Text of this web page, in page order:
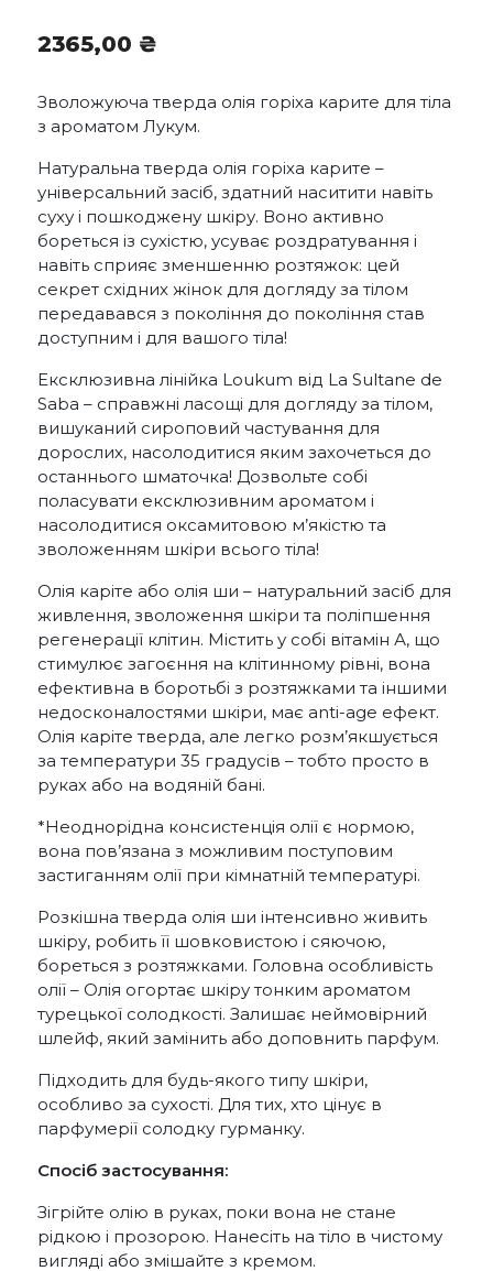
2365,00 ₴
Зволожуюча тверда олія горіха карите для тіла
з ароматом Лукум.
Натуральна тверда олія горіха карите –
універсальний засіб, здатний наситити навіть
суху і пошкоджену шкіру. Воно активно
бореться із сухістю, усуває роздратування і
навіть сприяє зменшенню розтяжок: цей
секрет східних жінок для догляду за тілом
передавався з покоління до покоління став
доступним і для вашого тіла!
Ексклюзивна лінійка Loukum від La Sultane de
Saba – справжні ласощі для догляду за тілом,
вишуканий сироповий частування для
дорослих, насолодитися яким захочеться до
останнього шматочка! Дозвольте собі
поласувати ексклюзивним ароматом і
насолодитися оксамитовою м’якістю та
зволоженням шкіри всього тіла!
Олія каріте або олія ши – натуральний засіб для
живлення, зволоження шкіри та поліпшення
регенерації клітин. Містить у собі вітамін А, що
стимулює загоєння на клітинному рівні, вона
ефективна в боротьбі з розтяжками та іншими
недосконалостями шкіри, має anti-age ефект.
Олія каріте тверда, але легко розм’якшується
за температури 35 градусів – тобто просто в
руках або на водяній бані.
*Неоднорідна консистенція олії є нормою,
вона пов’язана з можливим поступовим
застиганням олії при кімнатній температурі.
Розкішна тверда олія ши інтенсивно живить
шкіру, робить її шовковистою і сяючою,
бореться з розтяжками. Головна особливість
олії – Олія огортає шкіру тонким ароматом
турецької солодкості. Залишає неймовірний
шлейф, який замінить або доповнить парфум.
Підходить для будь-якого типу шкіри,
особливо за сухості. Для тих, хто цінує в
парфумерії солодку гурманку.
Спосіб застосування:
Зігрійте олію в руках, поки вона не стане
рідкою і прозорою. Нанесіть на тіло в чистому
вигляді або змішайте з кремом.